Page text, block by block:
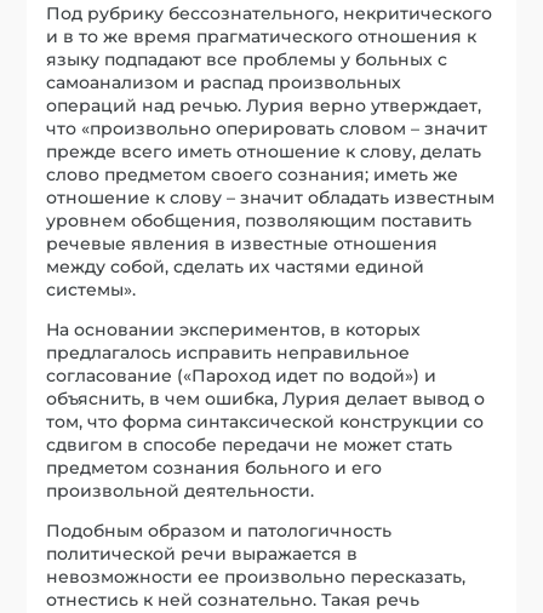
Под рубрику бессознательного, некритического
и в то же время прагматического отношения к
языку подпадают все проблемы у больных с
самоанализом и распад произвольных
операций над речью. Лурия верно утверждает,
что «произвольно оперировать словом – значит
прежде всего иметь отношение к слову, делать
слово предметом своего сознания; иметь же
отношение к слову – значит обладать известным
уровнем обобщения, позволяющим поставить
речевые явления в известные отношения
между собой, сделать их частями единой
системы».
На основании экспериментов, в которых
предлагалось исправить неправильное
согласование («Пароход идет по водой») и
объяснить, в чем ошибка, Лурия делает вывод о
том, что форма синтаксической конструкции со
сдвигом в способе передачи не может стать
предметом сознания больного и его
произвольной деятельности.
Подобным образом и патологичность
политической речи выражается в
невозможности ее произвольно пересказать,
отнестись к ней сознательно. Такая речь